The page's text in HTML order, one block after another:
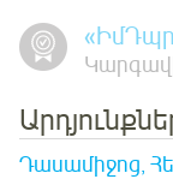
Դասամիջոց,